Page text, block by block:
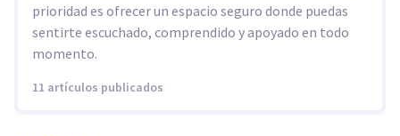
prioridad es ofrecer un espacio seguro donde puedas
sentirte escuchado, comprendido y apoyado en todo
momento.
11 artículos publicados